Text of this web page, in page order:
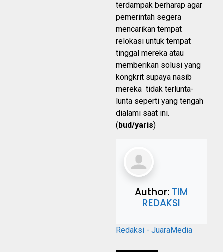
terdampak berharap agar
pemerintah segera
mencarikan tempat
relokasi untuk tempat
tinggal mereka atau
memberikan solusi yang
kongkrit supaya nasib
mereka tidak terlunta-
lunta seperti yang tengah
dialami saat ini.
( bud/yaris)
Author: TIM
REDAKSI
Redaksi - JuaraMedia